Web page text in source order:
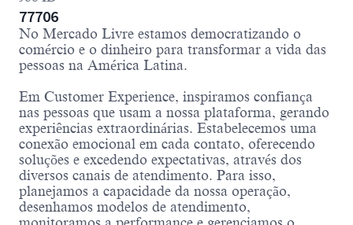
77706
No Mercado Livre estamos democratizando o
comércio e o dinheiro para transformar a vida das
pessoas na América Latina.
Em Customer Experience, inspiramos confiança
nas pessoas que usam a nossa plataforma, gerando
experiências extraordinárias. Estabelecemos uma
conexão emocional em cada contato, oferecendo
soluções e excedendo expectativas, através dos
diversos canais de atendimento. Para isso,
planejamos a capacidade da nossa operação,
desenhamos modelos de atendimento,